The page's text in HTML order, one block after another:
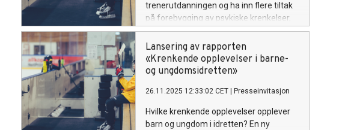
trenerutdanningen og ha inn flere tiltak
på forebygging av psykiske krenkelser,
mener forsker Kari Fasting etter å ha
undersøkt omfanget av krenkelser i
barne- og ungdomsidretten.
Lansering av rapporten
«Krenkende opplevelser i barne-
og ungdomsidretten»
26.11.2025 12:33:02 CET Presseinvitasjon
Hvilke krenkende opplevelser opplever
barn og ungdom i idretten? En ny